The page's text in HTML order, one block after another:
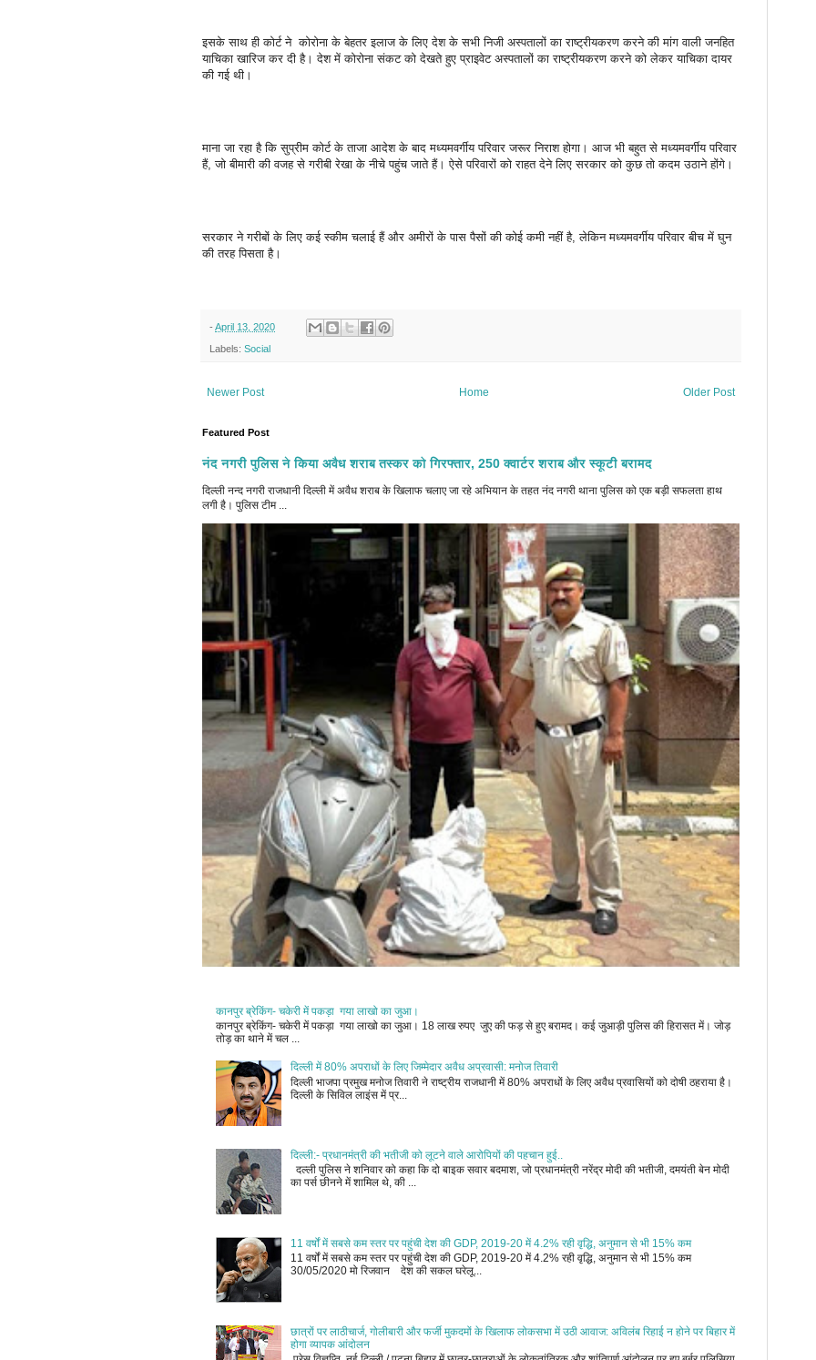
इसके साथ ही कोर्ट ने कोरोना के बेहतर इलाज के लिए देश के सभी निजी अस्पतालों का राष्ट्रीयकरण करने की मांग वाली जनहित
याचिका खारिज कर दी है। देश में कोरोना संकट को देखते हुए प्राइवेट अस्पतालों का राष्ट्रीयकरण करने को लेकर याचिका दायर
की गई थी।
माना जा रहा है कि सुप्रीम कोर्ट के ताजा आदेश के बाद मध्यमवर्गीय परिवार जरूर निराश होगा। आज भी बहुत से मध्यमवर्गीय परिवार
हैं, जो बीमारी की वजह से गरीबी रेखा के नीचे पहुंच जाते हैं। ऐसे परिवारों को राहत देने लिए सरकार को कुछ तो कदम उठाने होंगे।
सरकार ने गरीबों के लिए कई स्कीम चलाई हैं और अमीरों के पास पैसों की कोई कमी नहीं है, लेकिन मध्यमवर्गीय परिवार बीच में घुन
की तरह पिसता है।
- April 13, 2020
Labels: Social
Newer Post Older Post
Home
Featured Post
नंद नगरी पुलिस ने किया अवैध शराब तस्कर को गिरफ्तार, 250 क्वार्टर शराब और स्कूटी बरामद
दिल्ली नन्द नगरी राजधानी दिल्ली में अवैध शराब के खिलाफ चलाए जा रहे अभियान के तहत नंद नगरी थाना पुलिस को एक बड़ी सफलता हाथ
लगी है। पुलिस टीम ...
कानपुर ब्रेकिंग- चकेरी में पकड़ा गया लाखो का जुआ।
कानपुर ब्रेकिंग- चकेरी में पकड़ा गया लाखो का जुआ। 18 लाख रुपए जुए की फड़ से हुए बरामद। कई जुआड़ी पुलिस की हिरासत में। जोड़
तोड़ का थाने में चल ...
दिल्ली में 80% अपराधों के लिए जिम्मेदार अवैध अप्रवासी: मनोज तिवारी
दिल्ली भाजपा प्रमुख मनोज तिवारी ने राष्ट्रीय राजधानी में 80% अपराधों के लिए अवैध प्रवासियों को दोषी ठहराया है।
दिल्ली के सिविल लाइंस में प्र...
दिल्ली:- प्रधानमंत्री की भतीजी को लूटने वाले आरोपियों की पहचान हुई..
दल्ली पुलिस ने शनिवार को कहा कि दो बाइक सवार बदमाश, जो प्रधानमंत्री नरेंद्र मोदी की भतीजी, दमयंती बेन मोदी
का पर्स छीनने में शामिल थे, की ...
11 वर्षों में सबसे कम स्तर पर पहुंची देश की GDP, 2019-20 में 4.2% रही वृद्धि, अनुमान से भी 15% कम
11 वर्षों में सबसे कम स्तर पर पहुंची देश की GDP, 2019-20 में 4.2% रही वृद्धि, अनुमान से भी 15% कम
30/05/2020 मो रिजवान देश की सकल घरेलू...
छात्रों पर लाठीचार्ज, गोलीबारी और फर्जी मुकदमों के खिलाफ लोकसभा में उठी आवाज: अविलंब रिहाई न होने पर बिहार में
होगा व्यापक आंदोलन